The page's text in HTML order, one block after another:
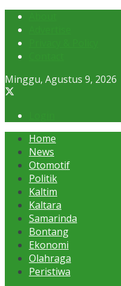
Minggu, Agustus 9, 2026
Home
News
Otomotif
Politik
Kaltim
Kaltara
Samarinda
Bontang
Ekonomi
Olahraga
Peristiwa